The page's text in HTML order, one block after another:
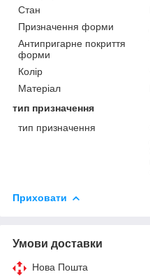
Стан
Призначення форми
Антипригарне покриття
форми
Колір
Матеріал
тип призначення
тип призначення
Приховати
Умови доставки
Нова Пошта